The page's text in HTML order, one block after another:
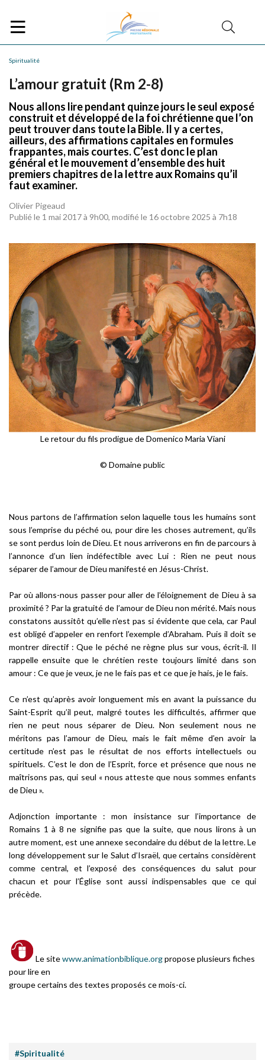
Spiritualité
L’amour gratuit (Rm 2-8)
Nous allons lire pendant quinze jours le seul exposé
construit et développé de la foi chrétienne que l’on
peut trouver dans toute la Bible. Il y a certes,
ailleurs, des affirmations capitales en formules
frappantes, mais courtes. C’est donc le plan
général et le mouvement d’ensemble des huit
premiers chapitres de la lettre aux Romains qu’il
faut examiner.
Olivier Pigeaud
Publié le 1 mai 2017 à 9h00, modifié le 16 octobre 2025 à 7h18
Le retour du fils prodigue de Domenico Maria Viani
© Domaine public
Nous partons de l’affirmation selon laquelle tous les humains sont
sous l’emprise du péché ou, pour dire les choses autrement, qu’ils
se sont perdus loin de Dieu. Et nous arriverons en fin de parcours à
l’annonce d’un lien indéfectible avec Lui : Rien ne peut nous
séparer de l’amour de Dieu manifesté en Jésus-Christ.
Par où allons-nous passer pour aller de l’éloignement de Dieu à sa
proximité ? Par la gratuité de l’amour de Dieu non mérité. Mais nous
constatons aussitôt qu’elle n’est pas si évidente que cela, car Paul
est obligé d’appeler en renfort l’exemple d’Abraham. Puis il doit se
montrer directif : Que le péché ne règne plus sur vous, écrit-il. Il
rappelle ensuite que le chrétien reste toujours limité dans son
amour : Ce que je veux, je ne le fais pas et ce que je hais, je le fais.
Ce n’est qu’après avoir longuement mis en avant la puissance du
Saint-Esprit qu’il peut, malgré toutes les difficultés, affirmer que
rien ne peut nous séparer de Dieu. Non seulement nous ne
méritons pas l’amour de Dieu, mais le fait même d’en avoir la
certitude n’est pas le résultat de nos efforts intellectuels ou
spirituels. C’est le don de l’Esprit, force et présence que nous ne
maîtrisons pas, qui seul « nous atteste que nous sommes enfants
de Dieu ».
Adjonction importante : mon insistance sur l’importance de
Romains 1 à 8 ne signifie pas que la suite, que nous lirons à un
autre moment, est une annexe secondaire du début de la lettre. Le
long développement sur le Salut d’Israël, que certains considèrent
comme central, et l’exposé des conséquences du salut pour
chacun et pour l’Église sont aussi indispensables que ce qui
précède.
Le sitewww.animationbiblique.orgpropose plusieurs fiches
pour lire en
groupe certains des textes proposés ce mois-ci.
#Spiritualité